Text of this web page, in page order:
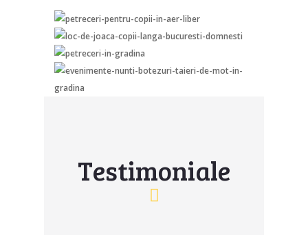
Testimoniale